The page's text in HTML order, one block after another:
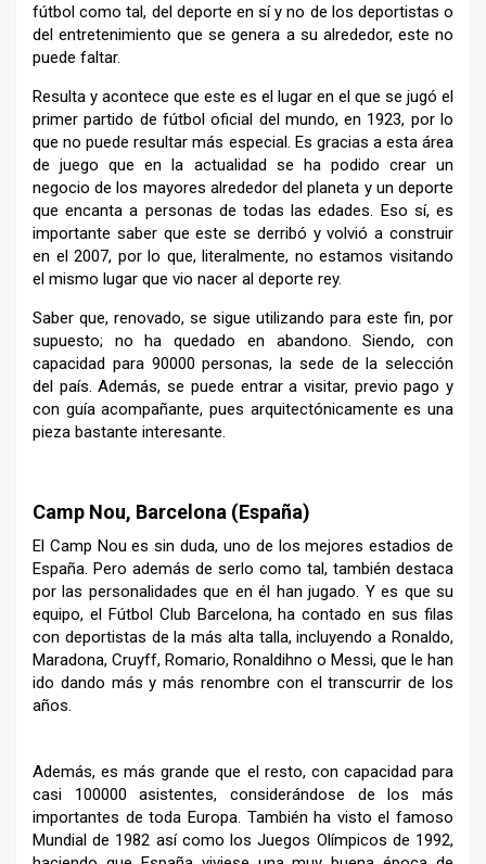
fútbol como tal, del deporte en sí y no de los deportistas o
del entretenimiento que se genera a su alrededor, este no
puede faltar.
Resulta y acontece que este es el lugar en el que se jugó el
primer partido de fútbol oficial del mundo, en 1923, por lo
que no puede resultar más especial. Es gracias a esta área
de juego que en la actualidad se ha podido crear un
negocio de los mayores alrededor del planeta y un deporte
que encanta a personas de todas las edades. Eso sí, es
importante saber que este se derribó y volvió a construir
en el 2007, por lo que, literalmente, no estamos visitando
el mismo lugar que vio nacer al deporte rey.
Saber que, renovado, se sigue utilizando para este fin, por
supuesto; no ha quedado en abandono. Siendo, con
capacidad para 90000 personas, la sede de la selección
del país. Además, se puede entrar a visitar, previo pago y
con guía acompañante, pues arquitectónicamente es una
pieza bastante interesante.
Camp Nou, Barcelona (España)
El Camp Nou es sin duda, uno de los mejores estadios de
España. Pero además de serlo como tal, también destaca
por las personalidades que en él han jugado. Y es que su
equipo, el Fútbol Club Barcelona, ha contado en sus filas
con deportistas de la más alta talla, incluyendo a Ronaldo,
Maradona, Cruyff, Romario, Ronaldihno o Messi, que le han
ido dando más y más renombre con el transcurrir de los
años.
Además, es más grande que el resto, con capacidad para
casi 100000 asistentes, considerándose de los más
importantes de toda Europa. También ha visto el famoso
Mundial de 1982 así como los Juegos Olímpicos de 1992,